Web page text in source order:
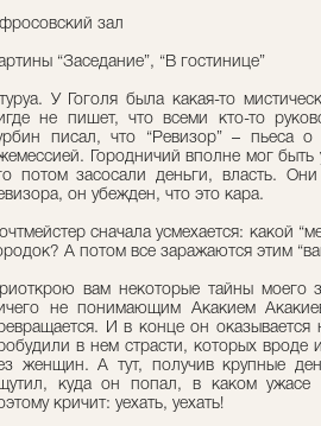
зал
“Заседание”, “В гостинице”
У Гоголя была какая-то
не пишет, что всеми кто-то
писал, что “Ревизор” – пьеса
Городничий вполне мог
потом засосали деньги, власть.
он убежден, что это кара.
сначала усмехается: какой
А потом все заражаются этим
вам некоторые тайны моего
не понимающим Акакием
И в конце он
в нем страсти, которых
женщин. А тут, получив крупные
куда он попал, в каком ужасе
кричит: уехать, уехать!